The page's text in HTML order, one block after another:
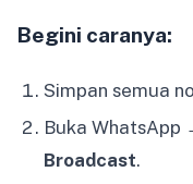
Begini caranya:
Simpan semua
Buka
Broadcast.